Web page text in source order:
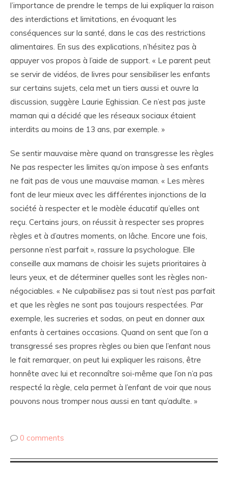
l’importance de prendre le temps de lui expliquer la raison
des interdictions et limitations, en évoquant les
conséquences sur la santé, dans le cas des restrictions
alimentaires. En sus des explications, n’hésitez pas à
appuyer vos propos à l’aide de support. « Le parent peut
se servir de vidéos, de livres pour sensibiliser les enfants
sur certains sujets, cela met un tiers aussi et ouvre la
discussion, suggère Laurie Eghissian. Ce n’est pas juste
maman qui a décidé que les réseaux sociaux étaient
interdits au moins de 13 ans, par exemple. »
Se sentir mauvaise mère quand on transgresse les règles
Ne pas respecter les limites qu’on impose à ses enfants
ne fait pas de vous une mauvaise maman. « Les mères
font de leur mieux avec les différentes injonctions de la
société à respecter et le modèle éducatif qu’elles ont
reçu. Certains jours, on réussit à respecter ses propres
règles et à d’autres moments, on lâche. Encore une fois,
personne n’est parfait », rassure la psychologue. Elle
conseille aux mamans de choisir les sujets prioritaires à
leurs yeux, et de déterminer quelles sont les règles non-
négociables. « Ne culpabilisez pas si tout n’est pas parfait
et que les règles ne sont pas toujours respectées. Par
exemple, les sucreries et sodas, on peut en donner aux
enfants à certaines occasions. Quand on sent que l’on a
transgressé ses propres règles ou bien que l’enfant nous
le fait remarquer, on peut lui expliquer les raisons, être
honnête avec lui et reconnaître soi-même que l’on n’a pas
respecté la règle, cela permet à l’enfant de voir que nous
pouvons nous tromper nous aussi en tant qu’adulte. »
0 comments